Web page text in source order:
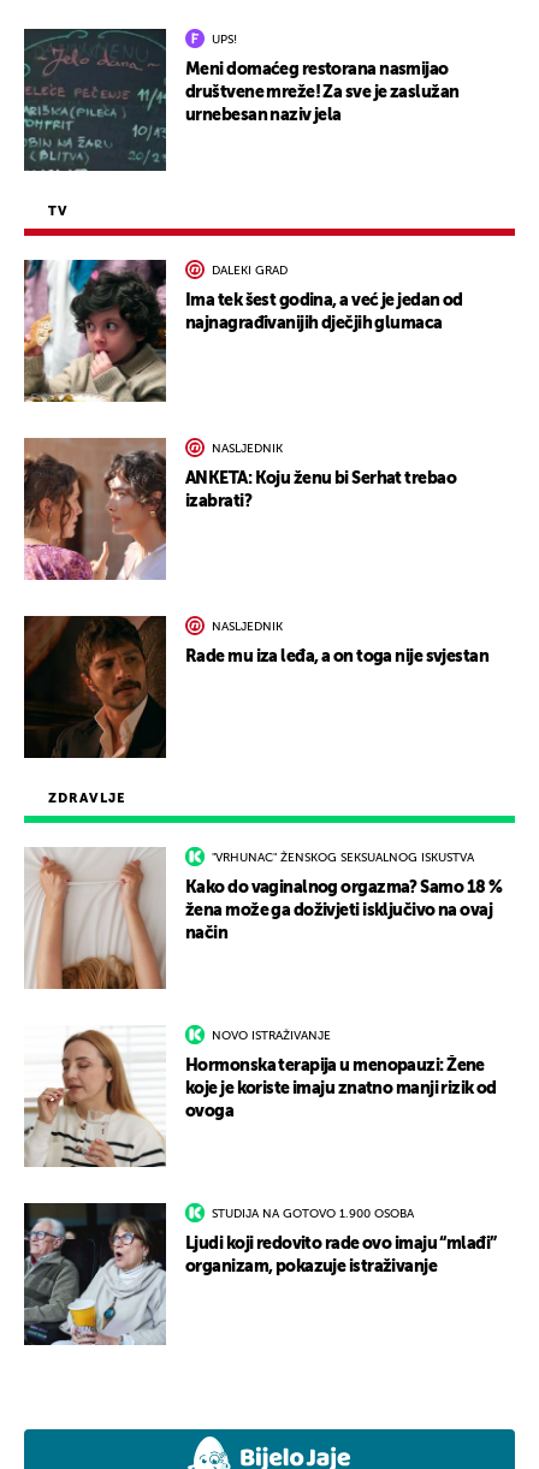
ZDRAVLJE
"VRHUNAC" ŽENSKOG SEKSUALNOG ISKUSTVA
Kako do vaginalnog orgazma? Samo 18 %
žena može ga doživjeti isključivo na ovaj
način
NOVO ISTRAŽIVANJE
Hormonska terapija u menopauzi: Žene
koje je koriste imaju znatno manji rizik od
ovoga
STUDIJA NA GOTOVO 1.900 OSOBA
Ljudi koji redovito rade ovo imaju “mlađi”
organizam, pokazuje istraživanje
UPS!
Meni domaćeg restorana nasmijao
društvene mreže! Za sve je zaslužan
urnebesan naziv jela
TV
DALEKI GRAD
Ima tek šest godina, a već je jedan od
najnagrađivanijih dječjih glumaca
NASLJEDNIK
ANKETA: Koju ženu bi Serhat trebao
izabrati?
NASLJEDNIK
Rade mu iza leđa, a on toga nije svjestan